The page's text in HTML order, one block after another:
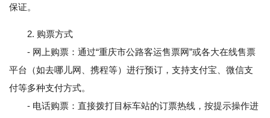
保证。
2. 购票方式
- 网上购票：通过“重庆市公路客运售票网”或各大在线售票
平台（如去哪儿网、携程等）进行预订，支持支付宝、微信支
付等多种支付方式。
- 电话购票：直接拨打目标车站的订票热线，按提示操作进